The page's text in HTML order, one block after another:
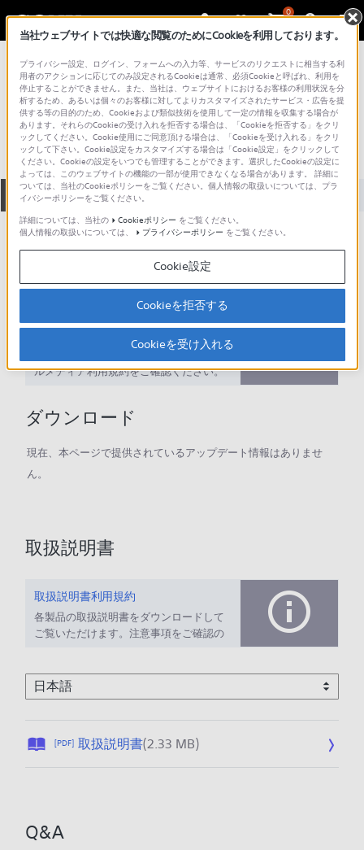
0
総合サポート・お問い合わせ その他のホームビデオ製品
SLV-NX35
全て ダウンロード 取扱説明書 Q&A
サポート動画をご利用の際にはソーシャ
ルメディア利用規約をご確認ください。
ダウンロード
現在、本ページで提供されているアップデート情報はありませ
ん。
取扱説明書
取扱説明書利用規約
各製品の取扱説明書をダウンロードして
ご覧いただけます。注意事項をご確認の
[PDF] 取扱説明書(2.33 MB)公
Q&A
当社ウェブサイトでは快適な閲覧のためにCookieを利用しております。
プライバシー設定、ログイン、フォームへの入力等、サービスのリクエストに相当する利
用者のアクションに応じてのみ設定されるCookieは通常、必須Cookieと呼ばれ、利用を
停止することができません。また、当社は、ウェブサイトにおけるお客様の利用状況を分
析するため、あるいは個々のお客様に対してよりカスタマイズされたサービス・広告を提
供する等の目的のため、Cookieおよび類似技術を使用して一定の情報を収集する場合が
あります。それらのCookieの受け入れを拒否する場合は、「Cookieを拒否する」をクリ
ックしてください。Cookie使用にご同意頂ける場合は、「Cookieを受け入れる」をクリ
ックして下さい。Cookie設定をカスタマイズする場合は「Cookie設定」をクリックして
ください。Cookieの設定をいつでも管理することができます。選択したCookieの設定に
よっては、このウェブサイトの機能の一部が使用できなくなる場合があります。 詳細に
ついては、当社のCookieポリシーをご覧ください。個人情報の取扱いについては、プラ
イバシーポリシーをご覧ください。
詳細については、当社の
Cookieポリシー をご覧ください。
個人情報の取扱いについては、
プライバシーポリシー をご覧ください。
Cookie設定
Cookieを拒否する
Cookieを受け入れる